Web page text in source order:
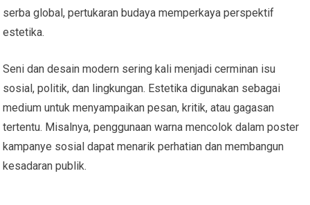
serba global, pertukaran budaya memperkaya perspektif
estetika.
Seni dan desain modern sering kali menjadi cerminan isu
sosial, politik, dan lingkungan. Estetika digunakan sebagai
medium untuk menyampaikan pesan, kritik, atau gagasan
tertentu. Misalnya, penggunaan warna mencolok dalam poster
kampanye sosial dapat menarik perhatian dan membangun
kesadaran publik.